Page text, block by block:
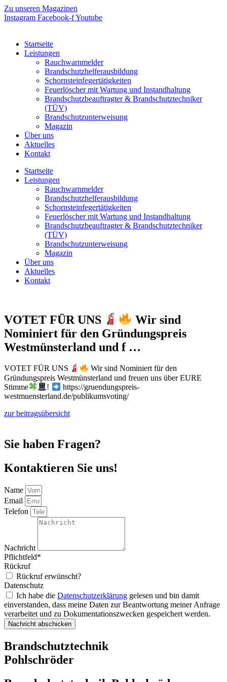
Zum
Inhalt
Zu unseren Magazinen
Instagram Facebook-fYoutube
Startseite
Leistungen
Rauchwarnmelder
Brandschutzhelferausbildung
Schornsteinfegertätigkeiten
Feuerlöscher mit Wartung und Instandhaltung
Brandschutzbeauftragter & Brandschutztechniker
(TÜV)
Brandschutzunterweisung
Magazin
Über uns
Aktuelles
Kontakt
Startseite
Leistungen
Rauchwarnmelder
Brandschutzhelferausbildung
Schornsteinfegertätigkeiten
Feuerlöscher mit Wartung und Instandhaltung
Brandschutzbeauftragter & Brandschutztechniker
(TÜV)
Brandschutzunterweisung
Magazin
Über uns
Aktuelles
Kontakt
VOTET FÜR UNS
Wir sind
Nominiert für den Gründungspreis
Westmünsterland und f …
VOTET FÜR UNS
Wir sind Nominiert für den
Gründungspreis Westmünsterland und freuen uns über EURE
Stimme
!
https://gruendungspreis-
westmuensterland.de/publikumsvoting/
zur beitragsübersicht
Sie haben Fragen?
Kontaktieren Sie uns!
Name
Email
Telefon
Nachricht
Pflichtfeld*
Rückruf
Rückruf erwünscht?
Datenschutz
Ich habe die Datenschutzerklärung gelesen und bin damit
einverstanden, dass meine Daten zur Beantwortung meiner Anfrage
verarbeitet und zu Dokumentationszwecken gespeichert werden.
Nachricht abschicken
Brandschutztechnik
Pohlschröder